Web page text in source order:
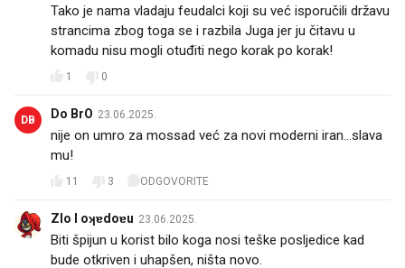
Tako je nama vladaju feudalci koji su već isporučili državu
strancima zbog toga se i razbila Juga jer ju čitavu u
komadu nisu mogli otuđiti nego korak po korak!
1 0
DB Do BrO 23.06.2025.
nije on umro za mossad već za novi moderni iran...slava
mu!
11 3 ODGOVORITE
Zlo I oʞɐdoɐu 23.06.2025.
Biti špijun u korist bilo koga nosi teške posljedice kad
bude otkriven i uhapšen, ništa novo.